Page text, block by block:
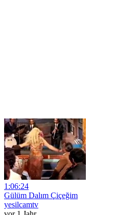
1:06:24
Gülüm Dalım Çiçeğim
yesilcamtv